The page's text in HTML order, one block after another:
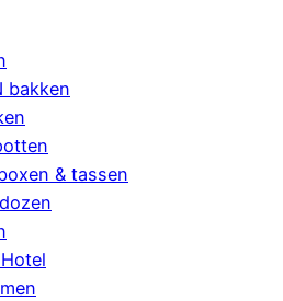
bakken
& tassen